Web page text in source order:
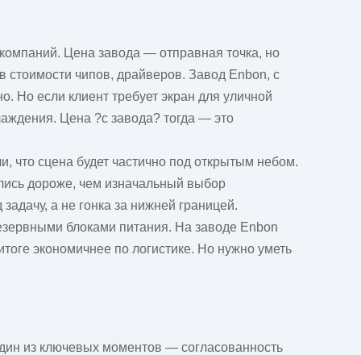
Цена завода — отправная точка, но
стоимости чипов, драйверов. Завод Enbon, с
Но если клиент требует экран для уличной
Цена ?с завода? тогда — это
что сцена будет частично под открытым небом.
дороже, чем изначальный выбор
а не гонка за нижней границей.
блоками питания. На заводеEnbon
экономичнее по логистике. Но нужно уметь
из ключевых моментов — согласованность